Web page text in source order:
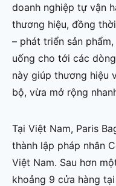
doanh nghiệp tự vận
thương hiệu, đồng
– phát triển sản
uống cho tới các
này giúp thương hiệu
bộ, vừa mở rộng
Tại Việt Nam, Paris
thành lập pháp nhân
Việt Nam. Sau hơn
khoảng 9 cửa hàng